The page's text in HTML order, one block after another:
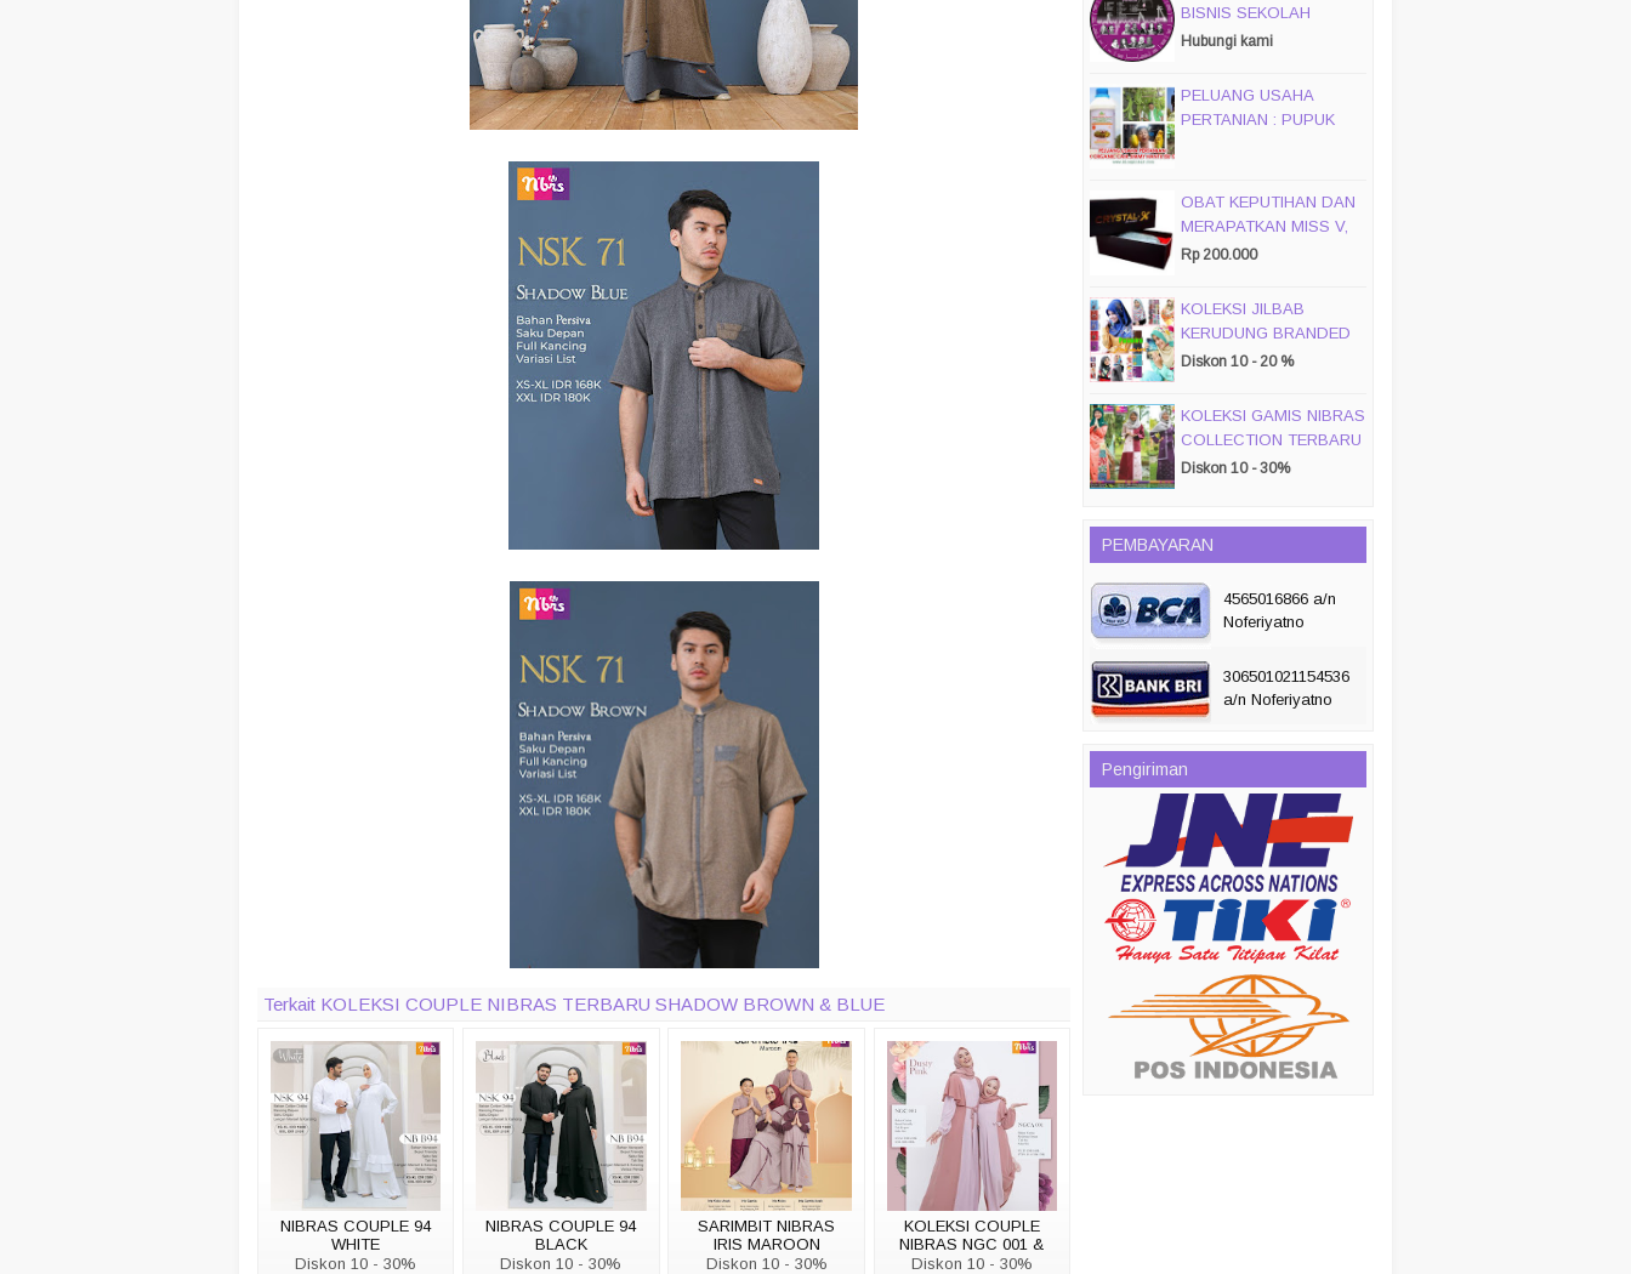
Terkait KOLEKSI COUPLE NIBRAS TERBARU SHADOW BROWN & BLUE
NIBRAS COUPLE 94
WHITE
Diskon 10 - 30%
NIBRAS COUPLE 94
BLACK
Diskon 10 - 30%
SARIMBIT NIBRAS
IRIS MAROON
Diskon 10 - 30%
KOLEKSI COUPLE
NIBRAS NGC 001 &
NGCA 001
Diskon 10 - 30%
BISNIS SEKOLAH
MAGIC DISC & SMART
Hubungi kami
PELUANG USAHA
PERTANIAN : PUPUK
OBAT KEPUTIHAN DAN
MERAPATKAN MISS V,
CRYSTALX
Rp 200.000
KOLEKSI JILBAB
KERUDUNG BRANDED
PASMIRA
Diskon 10 - 20 %
KOLEKSI GAMIS NIBRAS
COLLECTION TERBARU
2019/ 2020
Diskon 10 - 30%
PEMBAYARAN
4565016866 a/n
Noferiyatno
306501021154536
a/n Noferiyatno
Pengiriman